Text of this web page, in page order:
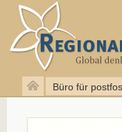
Büro für